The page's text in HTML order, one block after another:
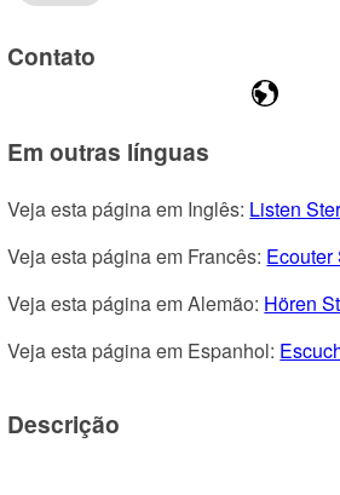
Contato
Em outras línguas
Veja esta página em Inglês: Listen
Veja esta página em Francês:
Veja esta página em Alemão: Hören
Veja esta página em Espanhol:
Descrição